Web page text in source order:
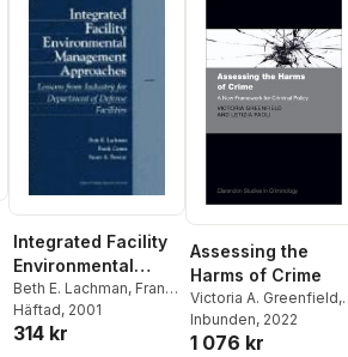
Integrated Facility
Environmental
Management
Approaches
Beth E. Lachman, Frank
Camm, Susan Resetar
Häftad, 2001
314 kr
Assessing the
Harms of Crime
Victoria A. Greenfield,
Letizia Paoli
Inbunden, 2022
1 076 kr